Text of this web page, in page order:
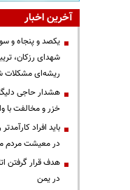
آخرین اخبار
یکصد و پنجاه و
شهدای رزکان،
ریشه‌ای مشکلات
هشدار حاجی
خزر و مخالفت با
باید افراد
در معیشت مردم
هدف قرار گرفتن
در یمن